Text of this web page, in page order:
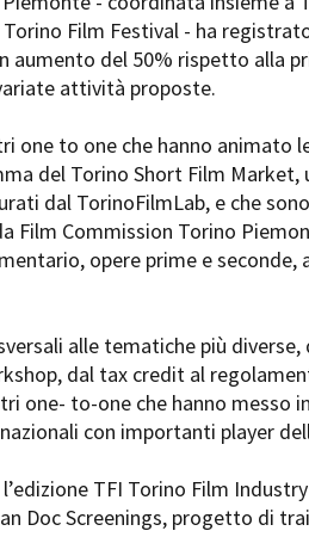
LOCATION GUIDE
BOOK DATABASE
NEWS
EVENTI, SPECIALI
Anteprime in Piemonte
TFI Torino Film Industry -
Days
Avenue Cove - Erasmus +
La Grazia - Immagini e location
Torino di Paolo Sorrentino
Film Festival - ha
aumento del 50% rispetto alla
attività proposte.
one to one che hanno animato
del Torino Short Film Market,
dal TorinoFilmLab, e che
Film Commission Torino
opere prime e seconde,
alle tematiche più
dal tax credit al
one- to-one che hanno messo
con importanti player
TFI Torino Film
Doc Screenings, progetto di